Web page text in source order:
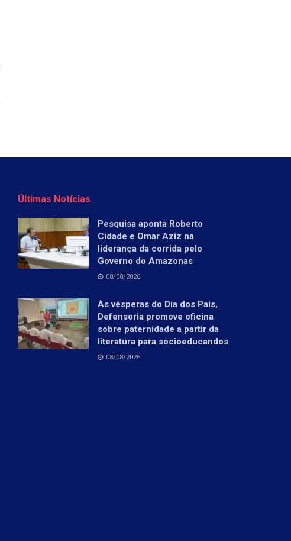
Últimas Notícias
Pesquisa aponta Roberto
Cidade e Omar Aziz na
liderança da corrida pelo
Governo do Amazonas
08/08/2026
Às vésperas do Dia dos Pais,
Defensoria promove oficina
sobre paternidade a partir da
literatura para socioeducandos
08/08/2026